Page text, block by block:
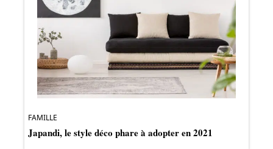
FAMILLE
Japandi, le style déco phare à adopter en 2021